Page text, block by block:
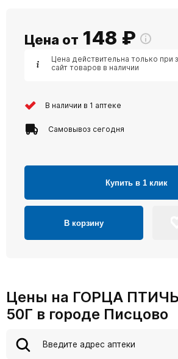
Цена от 148 ₽
Цена действительна только при
сайт товаров в наличии
В наличии в 1 аптеке
Самовывоз сегодня
Купить в 1 клик
В корзину
Цены на ГОРЦА
50Г в городе Писцово